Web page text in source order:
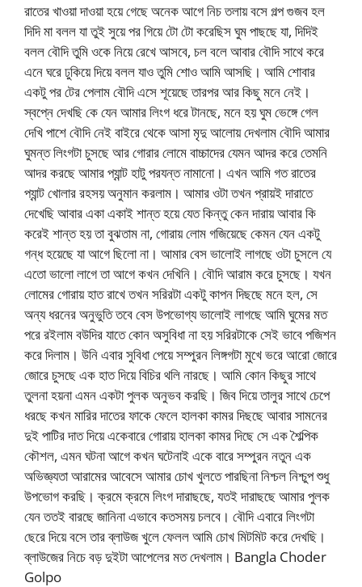
রাতের খাওয়া দাওয়া হয়ে গেছে অনেক আগে নিচ তলায় বসে গল্প গুজব হল
দিদি মা বলল যা তুই সুয়ে পর গিয়ে টো টো করেছিস ঘুম পাছছে যা, দিদিই
বলল বৌদি তুমি ওকে নিয়ে রেখে আসবে, চল বলে আবার বৌদি সাথে করে
এনে ঘরে ঢুকিয়ে দিয়ে বলল যাও তুমি শোও আমি আসছি। আমি শোবার
একটু পর টের পেলাম বৌদি এসে শূয়েছে তারপর আর কিছু মনে নেই।
স্বপ্নে দেখছি কে যেন আমার লিংগ ধরে টানছে, মনে হয় ঘুম ভেঙ্গে গেল
দেখি পাশে বৌদি নেই বাইরে থেকে আসা মৃদু আলোয় দেখলাম বৌদি আমার
ঘুমন্ত লিংগটা চুসছে আর গোরার লোমে বাচ্চাদের যেমন আদর করে তেমনি
আদর করছে আমার প্যান্ট হাটু পরযন্ত নামানো। এখন আমি গত রাতের
প্যান্ট খোলার রহসয় অনুমান করলাম। আমার ওটা তখন প্রায়ই দারাতে
দেখেছি আবার একা একাই শান্ত হয়ে যেত কিন্তু কেন দারায় আবার কি
করেই শান্ত হয় তা বুঝতাম না, গোরায় লোম গজিয়েছে কেমন যেন একটু
গন্ধ হয়েছে যা আগে ছিলো না। আমার বেস ভালোই লাগছে ওটা চুসলে যে
এতো ভালো লাগে তা আগে কখন দেখিনি। বৌদি আরাম করে চুসছে। যখন
লোমের গোরায় হাত রাখে তখন সরিরটা একটু কাপন দিছছে মনে হল, সে
অন্য ধরনের অনুভুতি তবে বেস উপভোগ্য ভালোই লাগছে আমি ঘুমের মত
পরে রইলাম বউদির যাতে কোন অসুবিধা না হয় সরিরটাকে সেই ভাবে পজিশন
করে দিলাম। উনি এবার সুবিধা পেয়ে সম্পুরন লিঙ্গগটা মুখে ভরে আরো জোরে
জোরে চুসছে এক হাত দিয়ে বিচির থলি নারছে। আমি কোন কিছুর সাথে
তুলনা হয়না এমন একটা পুলক অনুভব করছি। জিব দিয়ে তালুর সাথে চেপে
ধরছে কখন মারির দাতের ফাকে ফেলে হালকা কামর দিছছে আবার সামনের
দুই পাটির দাত দিয়ে একেবারে গোরায় হালকা কামর দিছে সে এক শৈল্পিক
কৌশল, এমন ঘটনা আগে কখন ঘটেনাই একে বারে সম্পুরন নতুন এক
অভিজ্ঞ্যতা আরামের আবেসে আমার চোখ খুলতে পারছিনা নিশ্চল নিশ্চুপ শুধু
উপভোগ করছি। ক্রমে ক্রমে লিংগ দারাছছে, যতই দারাছছে আমার পুলক
যেন ততই বারছে জানিনা এভাবে কতসময় চলবে। বৌদি এবারে লিংগটা
ছেরে দিয়ে বসে তার ব্লাউজ খুলে ফেলল আমি চোখ মিটমিট করে দেখছি।
ব্লাউজের নিচে বড় দুইটা আপেলের মত দেখলাম। Bangla Choder
Golpo